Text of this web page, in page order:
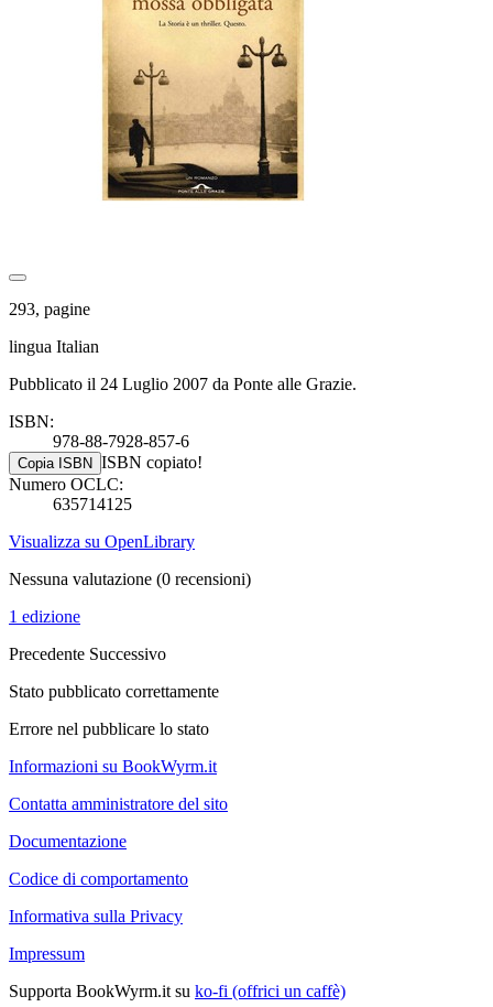
293, pagine
lingua Italian
Pubblicato il 24 Luglio 2007 da Ponte alle Grazie.
ISBN:
978-88-7928-857-6
Copia ISBN ISBN copiato!
Numero OCLC:
635714125
Visualizza su OpenLibrary
Nessuna valutazione (0 recensioni)
1 edizione
Precedente Successivo
Stato pubblicato correttamente
Errore nel pubblicare lo stato
Informazioni su BookWyrm.it
Contatta amministratore del sito
Documentazione
Codice di comportamento
Informativa sulla Privacy
Impressum
Supporta BookWyrm.it su ko-fi (offrici un caffè)